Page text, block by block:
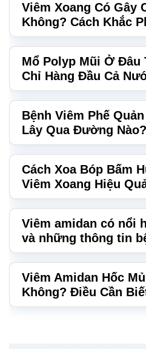
Viêm Xoang Có Gây
Không? Cách Khắc
Mổ Polyp Mũi Ở Đâu
Chỉ Hàng Đầu Cả
Bệnh Viêm Phế
Lây Qua Đường Nào?
Cách Xoa Bóp Bấm
Viêm Xoang Hiệu
Viêm amidan có nổi
và những thông tin
Viêm Amidan Hốc
Không? Điều Cần